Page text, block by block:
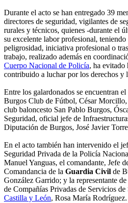
Durante el acto se han entregado 39
directores de seguridad, vigilantes de
rurales y técnicos, quienes -durante el
su excelente labor profesional, teniendo
peligrosidad, iniciativa profesional o
trabajo, realizado además en
Cuerpo Nacional de Policía, ha evitado
contribuido a luchar por los derechos y
Entre los galardonados se encuentran
Burgos Club de Fútbol, César
club baloncesto San Pablo Burgos,
Seguridad, oficial jefe de
Diputación de Burgos, José Javier
En el acto también han intervenido el
Seguridad Privada de la Policía
Manuel Yanguas, el comandante, Jefe
Comandancia de la Guardia Civil de
González Garrido; y la representante
de Compañías Privadas de Servicios
Castilla y León, Rosa María Rodríguez.